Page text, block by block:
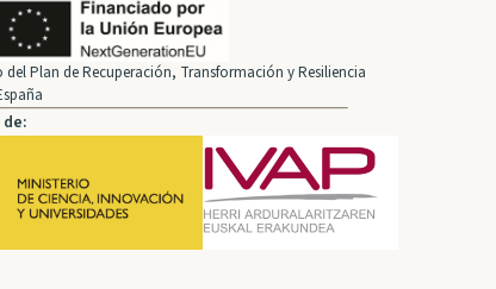
Plan de Recuperación, Transformación y Resiliencia